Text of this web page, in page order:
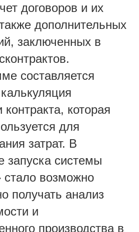
договоров и их
дополнительных
заключенных в
составляется
контракта, которая
для
затрат. В
запуска системы
стало возможно
получать анализ
и
производства в